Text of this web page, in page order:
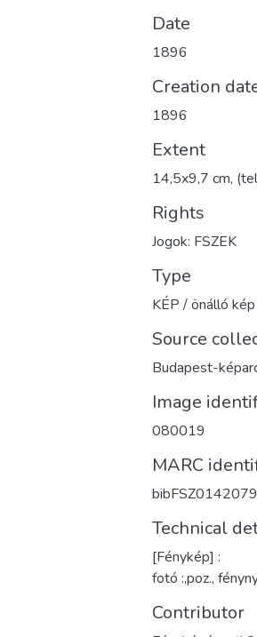
Date
1896
Creation
1896
Extent
14,5x9,7 cm,
Rights
Jogok: FSZEK
Type
KÉP / önálló kép
Source
Budapest-
Image
080019
MARC
Technical
[Fénykép] :
fotó :,poz.,
Contributor